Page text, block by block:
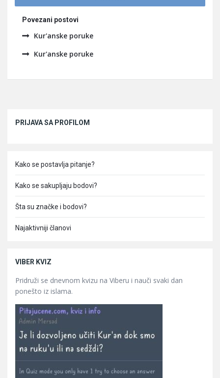
Povezani postovi
Kur'anske poruke
Kur'anske poruke
PRIJAVA SA PROFILOM
Kako se postavlja pitanje?
Kako se sakupljaju bodovi?
Šta su značke i bodovi?
Najaktivniji članovi
VIBER KVIZ
Pridruži se dnevnom kvizu na Viberu i nauči svaki dan
ponešto iz islama.